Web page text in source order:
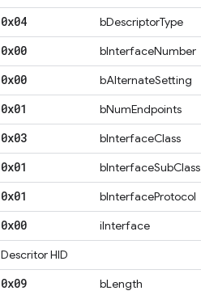
0x04 bDescriptorType
0x00 bInterfaceNumber
0x00 bAlternateSetting
0x01 bNumEndpoints
0x03 bInterfaceClass
0x01 bInterfaceSubClass
0x01 bInterfaceProtocol
0x00 iInterface
Descritor HID
0x09 bLength